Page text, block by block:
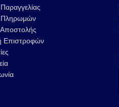
Πληρωμών
Επιστροφών